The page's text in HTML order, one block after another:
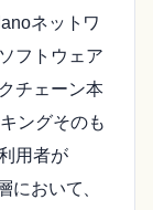
ネットワ
フトウェア
チェーン本
ングそのも
用者が
において、